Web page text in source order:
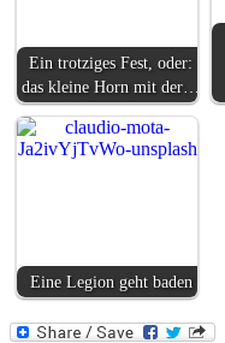
Ein trotziges Fest, oder:
das kleine Horn mit der…
Eine Legion geht baden